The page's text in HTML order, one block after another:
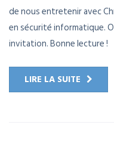
de nous entretenir avec
en sécurité informatique.
invitation. Bonne lecture !
LIRE LA SUITE